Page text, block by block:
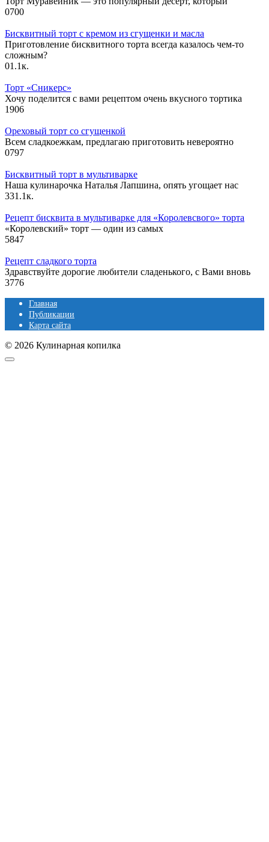
0700
Бисквитный торт с кремом из сгущенки и масла
Приготовление бисквитного торта всегда казалось чем-то
сложным?
01.1к.
Торт «Сникерс»
Хочу поделится с вами рецептом очень вкусного тортика
1906
Ореховый торт со сгущенкой
Всем сладкоежкам, предлагаю приготовить невероятно
0797
Бисквитный торт в мультиварке
Наша кулинарочка Наталья Лапшина, опять угощает нас
331.1к.
Рецепт бисквита в мультиварке для «Королевсвого» торта
«Королевский» торт — один из самых
5847
Рецепт сладкого торта
Здравствуйте дорогие любители сладенького, с Вами вновь
3776
Главная
Публикации
Карта сайта
© 2026 Кулинарная копилка